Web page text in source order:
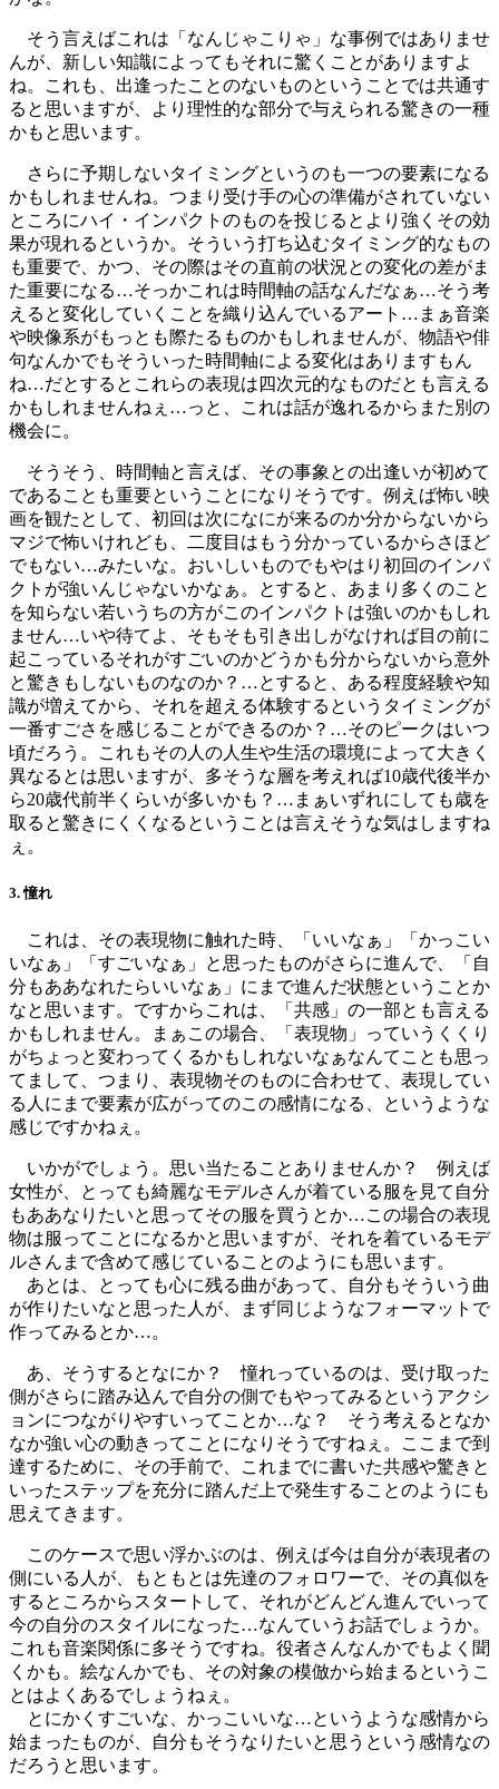
そう言えばこれは「なんじゃこりゃ」な事例ではありませ
んが、新しい知識によってもそれに驚くことがありますよ
ね。これも、出逢ったことのないものということでは共通す
ると思いますが、より理性的な部分で与えられる驚きの一種
かもと思います。
さらに予期しないタイミングというのも一つの要素になる
かもしれませんね。つまり受け手の心の準備がされていない
ところにハイ・インパクトのものを投じるとより強くその効
果が現れるというか。そういう打ち込むタイミング的なもの
も重要で、かつ、その際はその直前の状況との変化の差がま
た重要になる…そっかこれは時間軸の話なんだなぁ…そう考
えると変化していくことを織り込んでいるアート…まぁ音楽
や映像系がもっとも際たるものかもしれませんが、物語や俳
句なんかでもそういった時間軸による変化はありますもん
ね…だとするとこれらの表現は四次元的なものだとも言える
かもしれませんねぇ…っと、これは話が逸れるからまた別の
機会に。
そうそう、時間軸と言えば、その事象との出逢いが初めて
であることも重要ということになりそうです。例えば怖い映
画を観たとして、初回は次になにが来るのか分からないから
マジで怖いけれども、二度目はもう分かっているからさほど
でもない…みたいな。おいしいものでもやはり初回のインパ
クトが強いんじゃないかなぁ。とすると、あまり多くのこと
を知らない若いうちの方がこのインパクトは強いのかもしれ
ません…いや待てよ、そもそも引き出しがなければ目の前に
起こっているそれがすごいのかどうかも分からないから意外
と驚きもしないものなのか？…とすると、ある程度経験や知
識が増えてから、それを超える体験するというタイミングが
一番すごさを感じることができるのか？…そのピークはいつ
頃だろう。これもその人の人生や生活の環境によって大きく
異なるとは思いますが、多そうな層を考えれば10歳代後半か
ら20歳代前半くらいが多いかも？…まぁいずれにしても歳を
取ると驚きにくくなるということは言えそうな気はしますね
ぇ。
3. 憧れ
これは、その表現物に触れた時、「いいなぁ」「かっこい
いなぁ」「すごいなぁ」と思ったものがさらに進んで、「自
分もああなれたらいいなぁ」にまで進んだ状態ということか
なと思います。ですからこれは、「共感」の一部とも言える
かもしれません。まぁこの場合、「表現物」っていうくくり
がちょっと変わってくるかもしれないなぁなんてことも思っ
てまして、つまり、表現物そのものに合わせて、表現してい
る人にまで要素が広がってのこの感情になる、というような
感じですかねぇ。
いかがでしょう。思い当たることありませんか？ 例えば
女性が、とっても綺麗なモデルさんが着ている服を見て自分
もああなりたいと思ってその服を買うとか…この場合の表現
物は服ってことになるかと思いますが、それを着ているモデ
ルさんまで含めて感じていることのようにも思います。
あとは、とっても心に残る曲があって、自分もそういう曲
が作りたいなと思った人が、まず同じようなフォーマットで
作ってみるとか…。
あ、そうするとなにか？ 憧れっているのは、受け取った
側がさらに踏み込んで自分の側でもやってみるというアクシ
ョンにつながりやすいってことか…な？ そう考えるとなか
なか強い心の動きってことになりそうですねぇ。ここまで到
達するために、その手前で、これまでに書いた共感や驚きと
いったステップを充分に踏んだ上で発生することのようにも
思えてきます。
このケースで思い浮かぶのは、例えば今は自分が表現者の
側にいる人が、もともとは先達のフォロワーで、その真似を
するところからスタートして、それがどんどん進んでいって
今の自分のスタイルになった…なんていうお話でしょうか。
これも音楽関係に多そうですね。役者さんなんかでもよく聞
くかも。絵なんかでも、その対象の模倣から始まるというこ
とはよくあるでしょうねぇ。
とにかくすごいな、かっこいいな…というような感情から
始まったものが、自分もそうなりたいと思うという感情なの
だろうと思います。